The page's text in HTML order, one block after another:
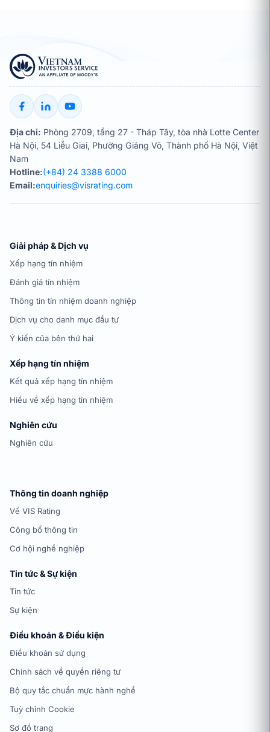
Địa chỉ: Phòng 2709, tầng 27 - Tháp Tây, tòa nhà Lotte Center
Hà Nội, 54 Liễu Giai, Phường Giảng Võ, Thành phố Hà Nội, Việt
Nam
Hotline:(+84) 24 3388 6000
Email:enquiries@visrating.com
Giải pháp & Dịch vụ
Xếp hạng tín nhiệm
Đánh giá tín nhiệm
Thông tin tín nhiệm doanh nghiệp
Dịch vụ cho danh mục đầu tư
Ý kiến của bên thứ hai
Xếp hạng tín nhiệm
Kết quả xếp hạng tín nhiệm
Hiểu về xếp hạng tín nhiệm
Nghiên cứu
Nghiên cứu
Thông tin doanh nghiệp
Về VIS Rating
Công bố thông tin
Cơ hội nghề nghiệp
Tin tức & Sự kiện
Tin tức
Sự kiện
Điều khoản & Điều kiện
Điều khoản sử dụng
Chính sách về quyền riêng tư
Bộ quy tắc chuẩn mực hành nghề
Tuỳ chỉnh Cookie
Sơ đồ trang